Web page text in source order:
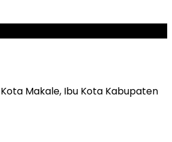
Makale, Ibu Kota Kabupaten